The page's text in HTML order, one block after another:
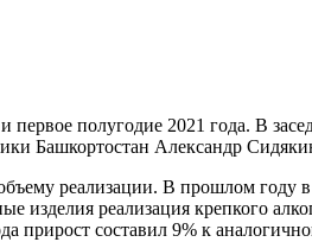
полугодие 2021 года. В
Башкортостан Александр
реализации. В прошлом году
реализация крепкого
прирост составил 9% к